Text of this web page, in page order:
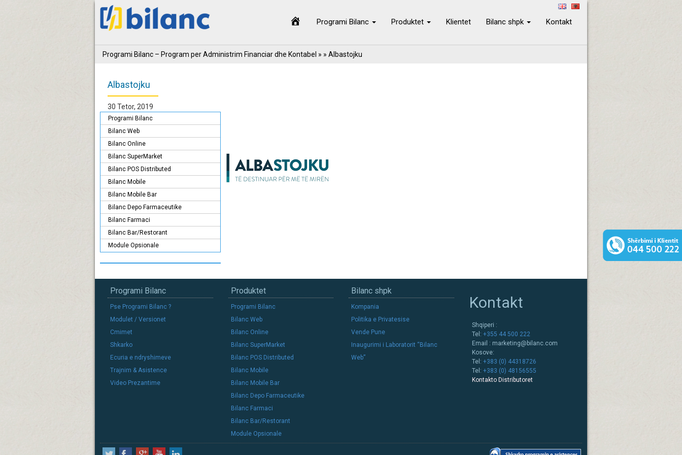
Programi Bilanc Produktet Klientet Bilanc shpk Kontakt
Programi Bilanc – Program per Administrim Financiar dhe Kontabel » » Albastojku
Albastojku
30 Tetor, 2019
Programi Bilanc
Bilanc Web
Bilanc Online
Bilanc SuperMarket
Bilanc POS Distributed
Bilanc Mobile
Bilanc Mobile Bar
Bilanc Depo Farmaceutike
Bilanc Farmaci
Bilanc Bar/Restorant
Module Opsionale
Programi Bilanc
Pse Programi Bilanc ?
Modulet / Versionet
Cmimet
Shkarko
Ecuria e ndryshimeve
Trajnim & Asistence
Video Prezantime
Produktet
Programi Bilanc
Bilanc Web
Bilanc Online
Bilanc SuperMarket
Bilanc POS Distributed
Bilanc Mobile
Bilanc Mobile Bar
Bilanc Depo Farmaceutike
Bilanc Farmaci
Bilanc Bar/Restorant
Module Opsionale
Bilanc shpk
Kompania
Politika e Privatesise
Vende Pune
Inaugurimi i Laboratorit “Bilanc
Web”
Kontakt
Shqiperi :
Tel: +355 44 500 222
Email : marketing@bilanc.com
Kosove:
Tel: +383 (0) 44318726
Tel: +383 (0) 48156555
Kontakto Distributoret